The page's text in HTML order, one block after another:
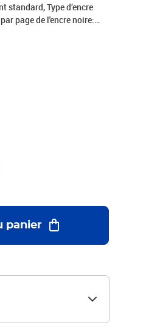
standard, Type d’encre
page de l'encre noire:
panier